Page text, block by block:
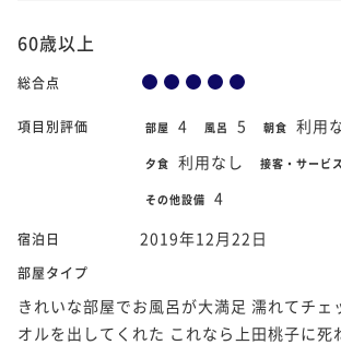
60歳以上
総合点
項目別評価 部屋 4 風呂 5 朝食 利用
夕食 利用なし 接客・サービス
その他設備 4
宿泊日 2019年12月22日
部屋タイプ
きれいな部屋でお風呂が大満足 濡れてチェ
オルを出してくれた これなら上田桃子に死